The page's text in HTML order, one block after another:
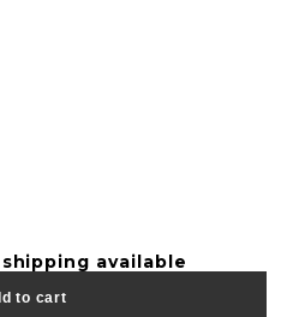
available
to cart